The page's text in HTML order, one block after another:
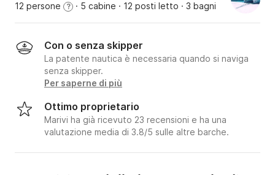
12 persone ? · 5 cabine · 12 posti letto · 3 bagni
Con o senza skipper
La patente nautica è necessaria quando si naviga
senza skipper.
Per saperne di più
Ottimo proprietario
Marivi ha già ricevuto 23 recensioni e ha una
valutazione media di 3.8/5 sulle altre barche.